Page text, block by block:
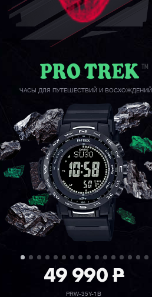
ЧАСЫ ДЛЯ ПУТЕШЕСТВИЙ И ВОСХОЖДЕНИЙ
49 990P
PRW-35Y-1B